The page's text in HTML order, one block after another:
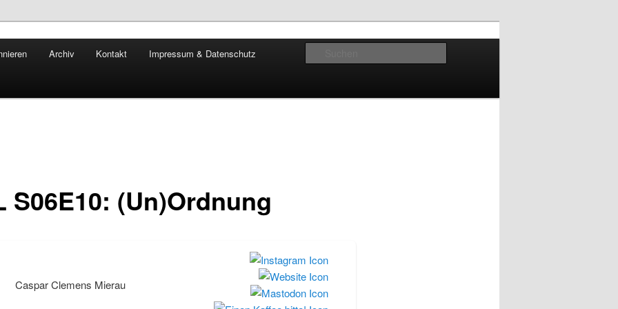
leben
und Caspar Clemens Mierau
Archiv Kontakt Impressum & Datenschutz
S06E10: (Un)Ordnung
Caspar Clemens Mierau